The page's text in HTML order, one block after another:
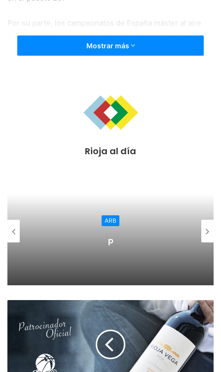
Por su parte, los campeonatos de España máster al aire
libre celebrados ese mismo fin de semana en Sagunto
trajeron dos medallas para Javier Bazo: la primera de plata
máster de mayores de 35 años.
Desde el Ayuntamiento queremos reconocer el esfuerzo
superación para los que dedican un trabajo constante y
Asimismo, se ha reconocido la necesidad de dotar de más
y mejores medios materiales las instalaciones de las pistas
Mostrar más
Rioja al día
ARB
p